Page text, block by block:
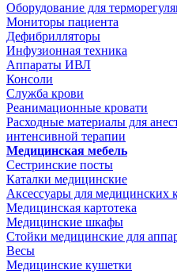
Оборудование для
Мониторы пациента
Дефибрилляторы
Инфузионная техника
Аппараты ИВЛ
Консоли
Служба крови
Реанимационные кровати
Расходные материалы для
интенсивной терапии
Медицинская мебель
Сестринские посты
Каталки медицинские
Аксессуары для медицинских
Медицинская картотека
Медицинские шкафы
Стойки медицинские для
Весы
Медицинские кушетки